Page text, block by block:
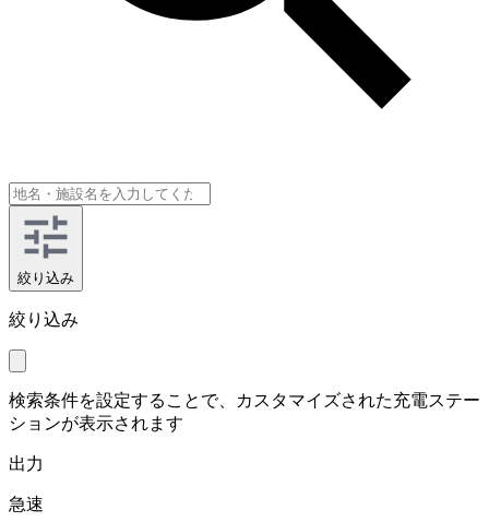
絞り込み
絞り込み
検索条件を設定することで、カスタマイズされた充電ステー
ションが表示されます
出力
急速